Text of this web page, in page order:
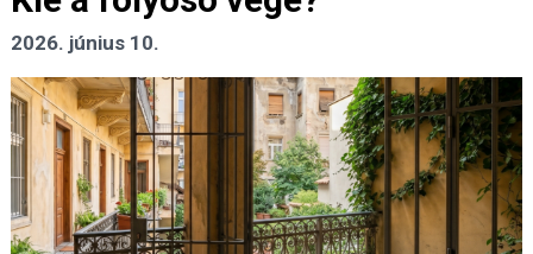
2026. június 10.